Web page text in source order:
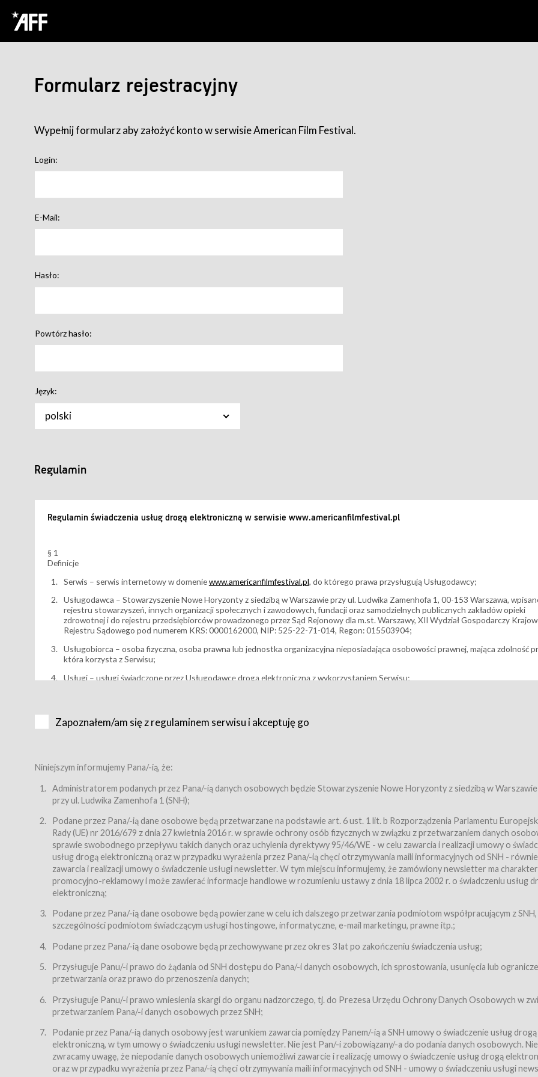
Formularz rejestracyjny
Wypełnij formularz aby założyć konto w serwisie American Film Festival.
Login:
E-Mail:
Hasło:
Powtórz hasło:
Język:
polski
Regulamin
Regulamin świadczenia usług drogą elektroniczną w serwisie www.americanfilmfestival.pl
§ 1
Definicje
Serwis – serwis internetowy w domeniewww.americanfilmfestival.pl, do którego prawa przysługują Usługodawcy;
Usługodawca – Stowarzyszenie Nowe Horyzonty z siedzibą w Warszawie przy ul. Ludwika Zamenhofa 1, 00-153 Warszawa,
rejestru stowarzyszeń, innych organizacji społecznych i zawodowych, fundacji oraz samodzielnych publicznych zakładów opieki
zdrowotnej i do rejestru przedsiębiorców prowadzonego przez Sąd Rejonowy dla m.st. Warszawy, XII Wydział Gospodarczy
Rejestru Sądowego pod numerem KRS: 0000162000, NIP: 525-22-71-014, Regon: 015503904;
Usługobiorca – osoba fizyczna, osoba prawna lub jednostka organizacyjna nieposiadająca osobowości prawnej, mająca zdolność
która korzysta z Serwisu;
Usługi – usługi świadczone przez Usługodawcę drogą elektroniczną z wykorzystaniem Serwisu;
Karnety – wybrane dokumenty potwierdzające zawarcie umowy z Usługodawcą i uprawniające do wzięcia udziału w Wydarzeniu,
Bilety – wybrane dokumenty potwierdzające zawarcie umowy z Usługodawcą i uprawniające do wzięcia udziału w Wydarzeniu,
przewidziane przez Usługodawcę dla danego Wydarzenia, tj. uprawniające do uczestnictwa w wielu albo w pojedynczych seansach
filmowych, wydarzeniach specjalnych i koncertach;
Sklep – sklep internetowy prowadzony przez Usługodawcę w Serwisie;
Regulamin – niniejszy regulamin.
§ 2
Postanowienia ogólne
Regulamin określa zasady:
świadczenia Usługobiorcom Usług przez Usługodawcę, z zastrzeżeniem usług, o których mowa w ust. 2 pkt. 4 i 5 poniżej,
zasady świadczenia precyzują odrębne regulaminy,
przetwarzania przez Usługodawcę danych osobowych Usługobiorców będących osobami fizycznymi.
Usługodawca świadczy w szczególności następujące Usługi:Usługodawca świadczy Usługi drogą elektroniczną w rozumieniu
dnia 18 lipca 2002 r. o świadczeniu usług drogą elektroniczną (Dz.U. z 2002 r., Nr 144, poz. 1204, z późń. zm.). Usługi świadczone są
nieodpłatnie.
usługę przeglądania i odczytywania przez Usługobiorców materiałów zamieszczanych w Serwisie,
usługę newsletter,
usługę zawierania na odległość umów nabycia Karnetów i Biletów,
usługę zawierania na odległość umów sprzedaży w Sklepie.
Usługodawca świadczy Usługi drogą elektroniczną w rozumieniu ustawy z dnia 18 lipca 2002 r. o świadczeniu usług drogą
(Dz.U. z 2002 r., Nr 144, poz. 1204, z późń. zm.). Usługi świadczone są nieodpłatnie.
Zapoznałem/am się z regulaminem serwisu i akceptuję go
Niniejszym informujemy Pana/-ią, że:
Administratorem podanych przez Pana/-ią danych osobowych będzie Stowarzyszenie Nowe Horyzonty z siedzibą w
przy ul. Ludwika Zamenhofa 1 (SNH);
Podane przez Pana/-ią dane osobowe będą przetwarzane na podstawie art. 6 ust. 1 lit. b Rozporządzenia Parlamentu
Rady (UE) nr 2016/679 z dnia 27 kwietnia 2016 r. w sprawie ochrony osób fizycznych w związku z przetwarzaniem danych
sprawie swobodnego przepływu takich danych oraz uchylenia dyrektywy 95/46/WE - w celu zawarcia i realizacji umowy o
usług drogą elektroniczną oraz w przypadku wyrażenia przez Pana/-ią chęci otrzymywania maili informacyjnych od SNH -
zawarcia i realizacji umowy o świadczenie usługi newsletter. W tym miejscu informujemy, że zamówiony newsletter ma charakter
promocyjno-reklamowy i może zawierać informacje handlowe w rozumieniu ustawy z dnia 18 lipca 2002 r. o świadczeniu usług
elektroniczną;
Podane przez Pana/-ią dane osobowe będą powierzane w celu ich dalszego przetwarzania podmiotom współpracującym z
szczególności podmiotom świadczącym usługi hostingowe, informatyczne, e-mail marketingu, prawne itp.;
Podane przez Pana/-ią dane osobowe będą przechowywane przez okres 3 lat po zakończeniu świadczenia usług;
Przysługuje Panu/-i prawo do żądania od SNH dostępu do Pana/-i danych osobowych, ich sprostowania, usunięcia lub
przetwarzania oraz prawo do przenoszenia danych;
Przysługuje Panu/-i prawo wniesienia skargi do organu nadzorczego, tj. do Prezesa Urzędu Ochrony Danych Osobowych w
przetwarzaniem Pana/-i danych osobowych przez SNH;
Podanie przez Pana/-ią danych osobowy jest warunkiem zawarcia pomiędzy Panem/-ią a SNH umowy o świadczenie usług drogą
elektroniczną, w tym umowy o świadczeniu usługi newsletter. Nie jest Pan/-i zobowiązany/-a do podania danych osobowych.
zwracamy uwagę, że niepodanie danych osobowych uniemożliwi zawarcie i realizację umowy o świadczenie usług drogą
oraz w przypadku wyrażenia przez Pana/-ią chęci otrzymywania maili informacyjnych od SNH - umowy o świadczeniu usługi